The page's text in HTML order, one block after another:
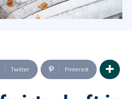
Twitter Pinterest